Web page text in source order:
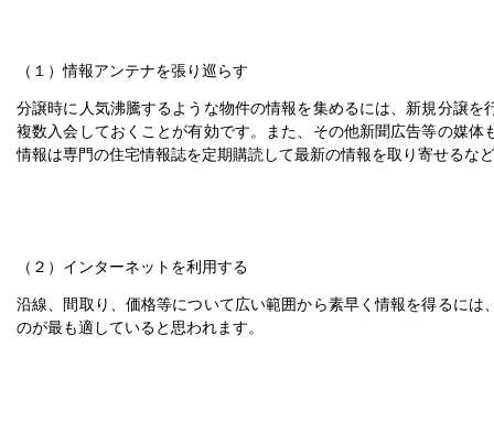
（１）情報アンテナを張り巡らす
分譲時に人気沸騰するような物件の情報を集めるには、新規分譲を
複数入会しておくことが有効です。また、その他新聞広告等の媒体
情報は専門の住宅情報誌を定期購読して最新の情報を取り寄せるな
（２）インターネットを利用する
沿線、間取り、価格等について広い範囲から素早く情報を得るには
のが最も適していると思われます。